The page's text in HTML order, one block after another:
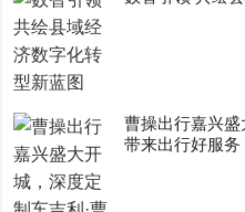
曹操出行嘉兴盛
带来出行好服务